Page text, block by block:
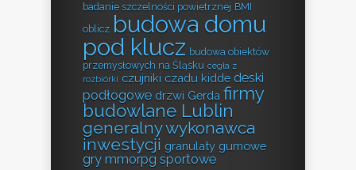
badanie szczelności powietrznej BMI
oblicz budowa domu
pod klucz budowa obiektów
przemysłowych na Śląsku cegła z
rozbiórki czujniki czadu kidde deski
podłogowe drzwi Gerda firmy
budowlane Lublin
generalny wykonawca
inwestycji granulaty gumowe
gry mmorpg sportowe